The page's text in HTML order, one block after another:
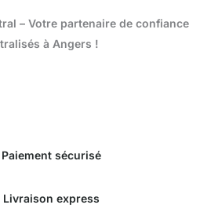
– Votre partenaire de confiance
à Angers !
Paiement sécurisé
Livraison express